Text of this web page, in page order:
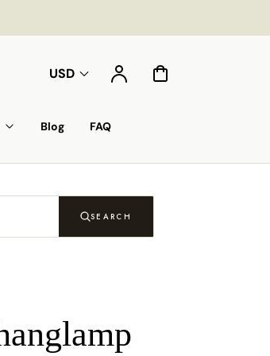
USD Account Cart
Blog FAQ
SEARCH